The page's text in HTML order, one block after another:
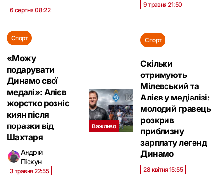
6 серпня 08:22
9 травня 21:50
Важливо
Спорт
«Можу
подарувати
Динамо свої
медалі»: Алієв
жорстко розніс
киян після
поразки від
Шахтаря
Андрій
Піскун
3 травня 22:55
Спорт
Скільки
отримують
Мілевський та
Алієв у медіалізі:
молодий гравець
розкрив
приблизну
зарплату легенд
Динамо
28 квітня 15:55